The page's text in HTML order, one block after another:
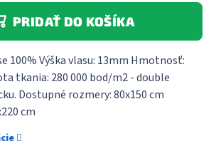
PRIDAŤ DO KOŠÍKA
100% Výška vlasu: 13mm Hmotnosť:
tkania: 280 000 bod/m2 - double
Dostupné rozmery: 80x150 cm
cm